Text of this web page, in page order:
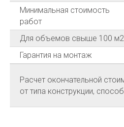
Минимальная стоимость
работ
Для объемов свыше 100 м2
Гарантия на монтаж
Расчет окончательной
от типа конструкции,